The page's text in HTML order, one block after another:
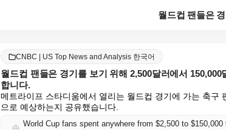
CNBC | US Top News and Analysis 한국어
월드컵 팬들은 경기를 보기 위해 2,500달러에서
합니다.
메트라이프 스타디움에서 열리는 월드컵 경기에 가는 축구
으로 예상하는지 공유했습니다.
World Cup fans spent anywhere from $2,500 to